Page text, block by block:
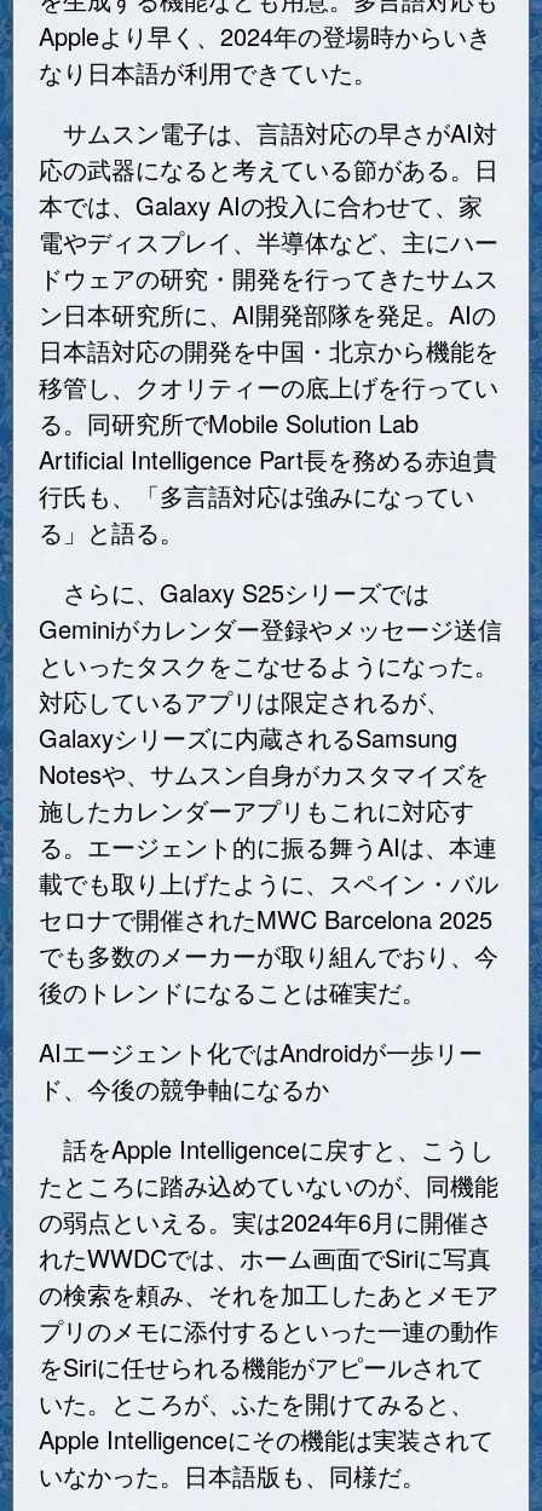
Appleより早く、2024年の登場時からいき
なり日本語が利用できていた。
サムスン電子は、言語対応の早さがAI対
応の武器になると考えている節がある。日
本では、Galaxy AIの投入に合わせて、家
電やディスプレイ、半導体など、主にハー
ドウェアの研究・開発を行ってきたサムス
ン日本研究所に、AI開発部隊を発足。AIの
日本語対応の開発を中国・北京から機能を
移管し、クオリティーの底上げを行ってい
る。同研究所でMobile Solution Lab
Artificial Intelligence Part長を務める赤迫貴
行氏も、「多言語対応は強みになってい
る」と語る。
さらに、Galaxy S25シリーズでは
Geminiがカレンダー登録やメッセージ送信
といったタスクをこなせるようになった。
対応しているアプリは限定されるが、
Galaxyシリーズに内蔵されるSamsung
Notesや、サムスン自身がカスタマイズを
施したカレンダーアプリもこれに対応す
る。エージェント的に振る舞うAIは、本連
載でも取り上げたように、スペイン・バル
セロナで開催されたMWC Barcelona 2025
でも多数のメーカーが取り組んでおり、今
後のトレンドになることは確実だ。
AIエージェント化ではAndroidが一歩リー
ド、今後の競争軸になるか
話をApple Intelligenceに戻すと、こうし
たところに踏み込めていないのが、同機能
の弱点といえる。実は2024年6月に開催さ
れたWWDCでは、ホーム画面でSiriに写真
の検索を頼み、それを加工したあとメモア
プリのメモに添付するといった一連の動作
をSiriに任せられる機能がアピールされて
いた。ところが、ふたを開けてみると、
Apple Intelligenceにその機能は実装されて
いなかった。日本語版も、同様だ。